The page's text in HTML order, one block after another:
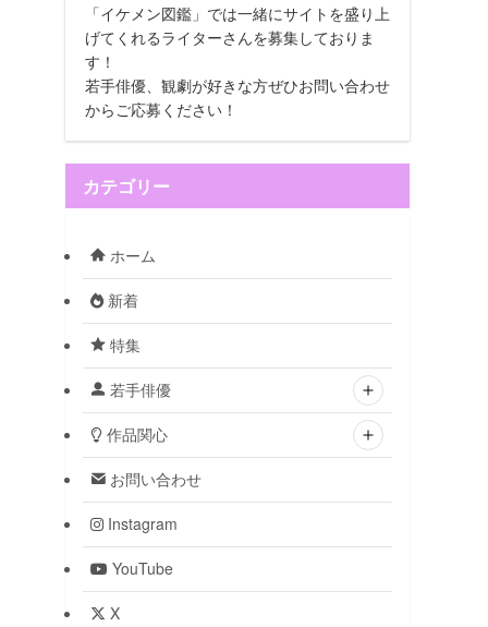
「イケメン図鑑」では一緒にサイトを盛り上
げてくれるライターさんを募集しておりま
す！
若手俳優、観劇が好きな方ぜひお問い合わせ
からご応募ください！
カテゴリー
ホーム
新着
特集
若手俳優
作品関心
お問い合わせ
Instagram
YouTube
X